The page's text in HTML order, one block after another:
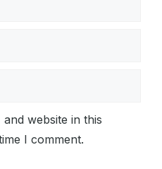
website in this
I comment.